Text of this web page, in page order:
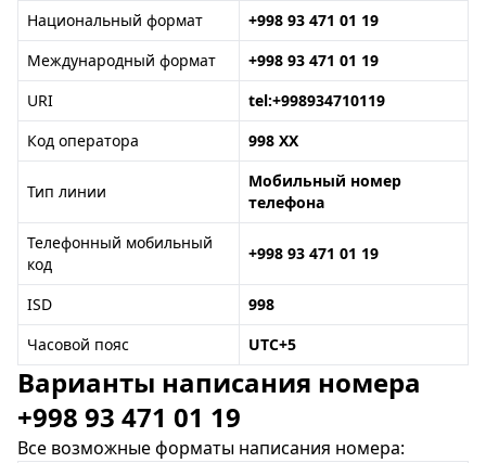
Национальный формат
+998 93 471 01 19
Международный формат
+998 93 471 01 19
URI
tel:+998934710119
Код оператора
998 XX
Тип линии
Мобильный номер
телефона
Телефонный мобильный
код
+998 93 471 01 19
ISD
998
Часовой пояс
UTC+5
Варианты написания номера
+998 93 471 01 19
Все возможные форматы написания номера: